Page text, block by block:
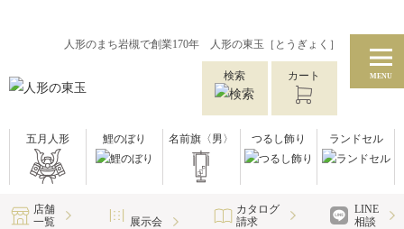
人形のまち岩槻で創業170年 人形の東玉［とうぎょく］
検索 カート MENU
五月人形 鯉のぼり 名前旗〈男〉 つるし飾り ランドセル
店舗
一覧
展示会
カタログ
請求
LINE
相談